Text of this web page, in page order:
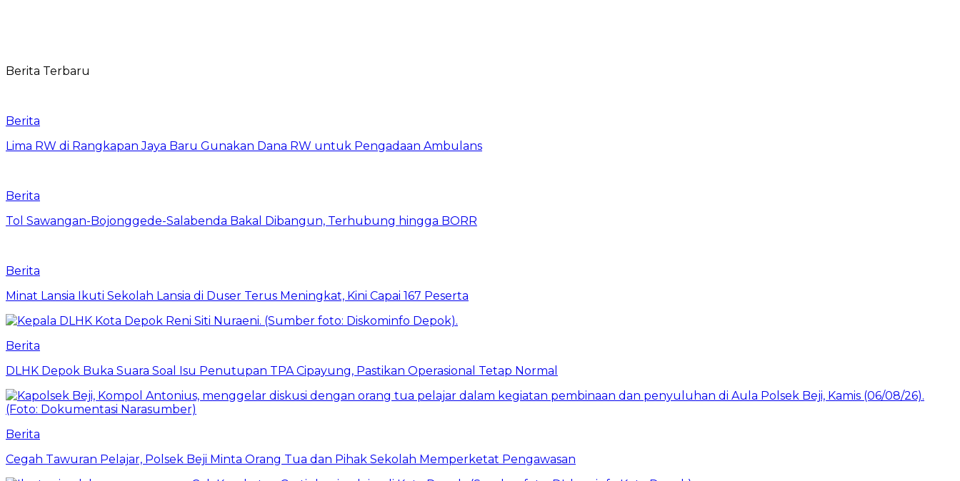
Berita Terbaru
Berita
Lima RW di Rangkapan Jaya Baru Gunakan Dana RW untuk Pengadaan Ambulans
Berita
Tol Sawangan-Bojonggede-Salabenda Bakal Dibangun, Terhubung hingga BORR
Berita
Minat Lansia Ikuti Sekolah Lansia di Duser Terus Meningkat, Kini Capai 167 Peserta
Berita
DLHK Depok Buka Suara Soal Isu Penutupan TPA Cipayung, Pastikan Operasional Tetap Normal
Berita
Cegah Tawuran Pelajar, Polsek Beji Minta Orang Tua dan Pihak Sekolah Memperketat Pengawasan